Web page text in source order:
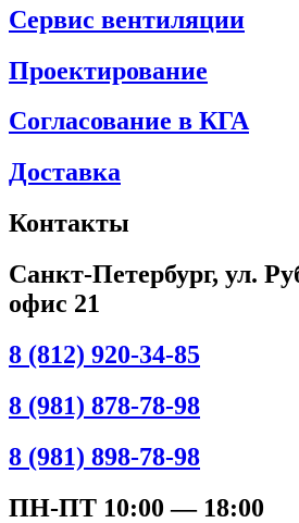
Сервис вентиляции
Проектирование
Согласование в КГА
Доставка
Контакты
Санкт-Петербург, ул.
офис 21
8 (812) 920-34-85
8 (981) 878-78-98
8 (981) 898-78-98
ПН-ПТ 10:00 — 18:00